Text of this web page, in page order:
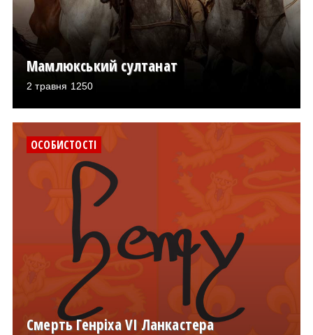
Мамлюкський султанат
2 травня 1250
ОСОБИСТОСТІ
Смерть Генріха VI Ланкастера